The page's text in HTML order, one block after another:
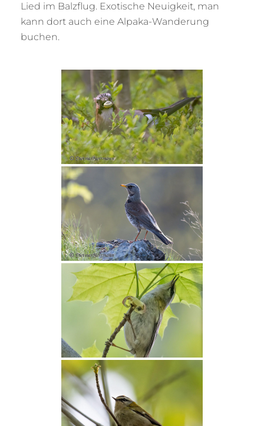
Lied im Balzflug. Exotische Neuigkeit, man
kann dort auch eine Alpaka-Wanderung
buchen.